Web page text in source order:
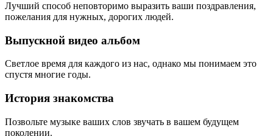
Лучший способ неповторимо выразить ваши поздравления,
пожелания для нужных, дорогих людей.
Выпускной видео альбом
Светлое время для каждого из нас, однако мы понимаем это
спустя многие годы.
История знакомства
Позвольте музыке ваших слов звучать в вашем будущем
поколении.